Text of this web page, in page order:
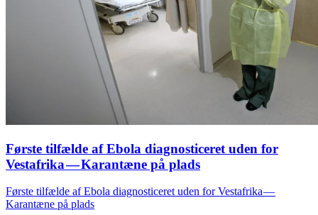
Første tilfælde af Ebola diagnosticeret uden for
Vestafrika — Karantæne på plads
Første tilfælde af Ebola diagnosticeret uden for Vestafrika —
Karantæne på plads